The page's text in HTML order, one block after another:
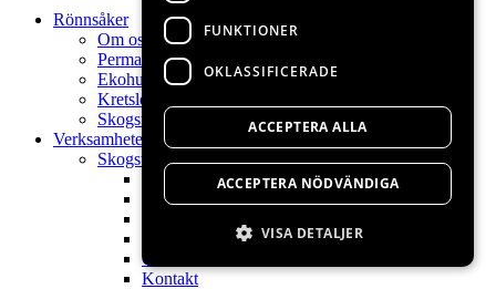
Rönnsåker
Om oss
Permakulturdesign
Ekohuset
Kretslopp
Skogsträdgård
Verksamheter
Skogsträdgårdens växter
Skogsträdgårdsväxter
Visningsträdgård
Om oss
Kontakt
FUNKTIONER
OKLASSIFICERADE
ACCEPTERA ALLA
ACCEPTERA NÖDVÄNDIGA
VISA DETALJER